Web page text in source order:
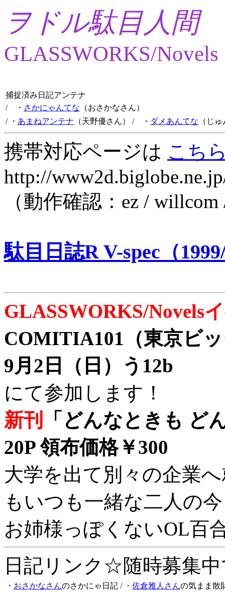
ヲドル駄目人間
GLASSWORKS/Novels
捕捉済み日記アンテナ
/ ・ さかにゃんてな （おさかなさん）
/ ・ あまねアンテナ （天野優さん） / ・ ダメあんてな （じ
携帯対応ページは こち
http://
（動作確認：ez /
駄目日誌R V-spec（
GLASSWORKS/Novels
COMITIA101（東京ビ
9月2日（日）う12b
にて参加します！
新刊
「どんなときも ど
20P 領布価格￥300
大学を出て別々の企業
もいつも一緒な二人の
お姉様っぽくないOL百
日記リンク☆随時募集
・ おさかなさんのさかにゃ日記 / ・ 佐倉雅人さんの気まま散